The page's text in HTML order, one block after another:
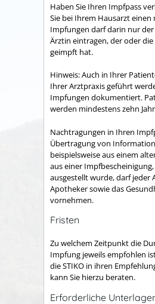
Haben Sie Ihren Impfpass
Sie bei Ihrem Hausarzt einen
Impfungen darf darin nur
Ärztin eintragen, der oder die
geimpft hat.
Hinweis: Auch in Ihrer
Ihrer Arztpraxis geführt
Impfungen dokumentiert.
werden mindestens zehn
Nachtragungen in Ihren
Übertragung von
beispielsweise aus einem
aus einer
ausgestellt wurde, darf jeder
Apotheker sowie das
vornehmen.
Fristen
Zu welchem Zeitpunkt die
Impfung jeweils empfohlen
die STIKO in ihren
kann Sie hierzu beraten.
Erforderliche